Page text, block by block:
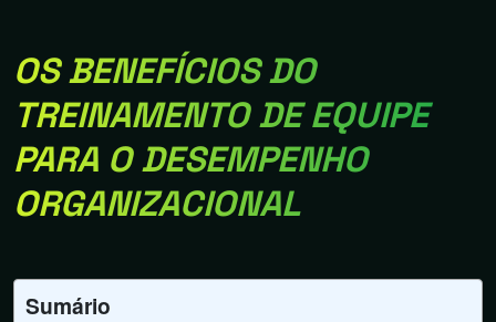
OS BENEFÍCIOS DO
TREINAMENTO DE EQUIPE
PARA O DESEMPENHO
ORGANIZACIONAL
Sumário